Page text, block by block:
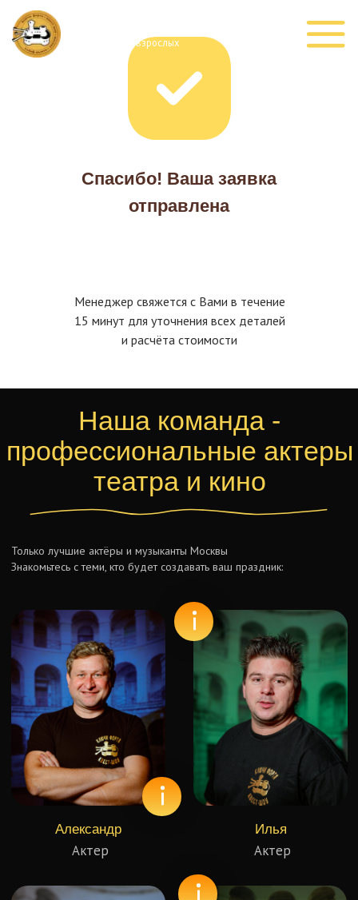
Незабываемый праздник
для детей и взрослых
Спасибо! Ваша заявка
отправлена
Менеджер свяжется с Вами в течение
15 минут для уточнения всех деталей
и расчёта стоимости
Наша команда -
профессиональные актеры
театра и кино
Актер Актер
Актриса
Людмила
Актер
Марсель